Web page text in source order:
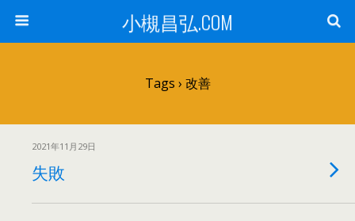
小槻昌弘.COM
Tags › 改善
2021年11月29日
失敗